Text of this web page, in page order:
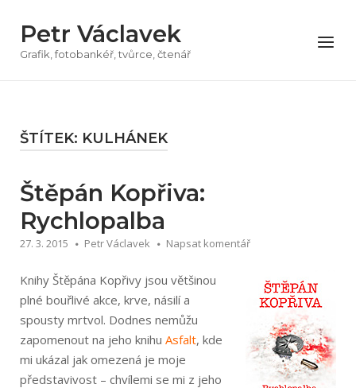
obsah
Petr Václavek
Grafik, fotobankéř, tvůrce, čtenář
Menu
ŠTÍTEK: KULHÁNEK
Štěpán Kopřiva:
Rychlopalba
27. 3. 2015 Petr Václavek Napsat komentář
Knihy Štěpána Kopřivy jsou většinou
plné bouřlivé akce, krve, násilí a
spousty mrtvol. Dodnes nemůžu
zapomenout na jeho knihu Asfalt, kde
mi ukázal jak omezená je moje
představivost – chvílemi se mi z jeho